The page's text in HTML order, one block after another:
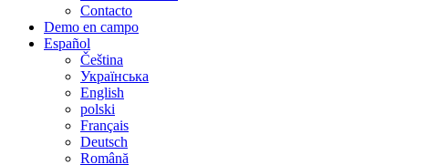
Contacto
Demo en campo
Español
Čeština
Українська
English
polski
Français
Deutsch
Română